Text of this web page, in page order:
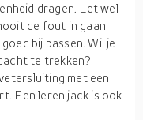
dragen. Let wel
de fout in gaan
bij passen. Wil je
te trekken?
met een
Een leren jack is ook